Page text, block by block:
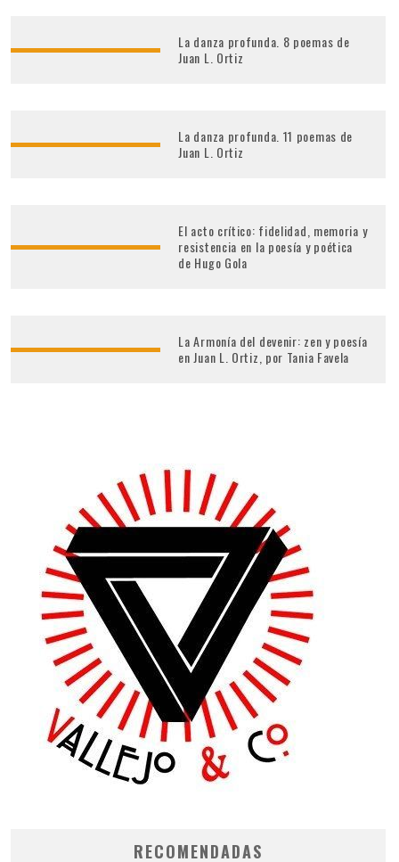
La danza profunda. 8 poemas de
Juan L. Ortiz
La danza profunda. 11 poemas de
Juan L. Ortiz
El acto crítico: fidelidad, memoria y
resistencia en la poesía y poética
de Hugo Gola
La Armonía del devenir: zen y poesía
en Juan L. Ortiz, por Tania Favela
RECOMENDADAS